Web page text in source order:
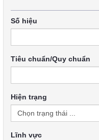
Số hiệu
Tiêu chuẩn/Quy chuẩn
Hiện trạng
Lĩnh vực